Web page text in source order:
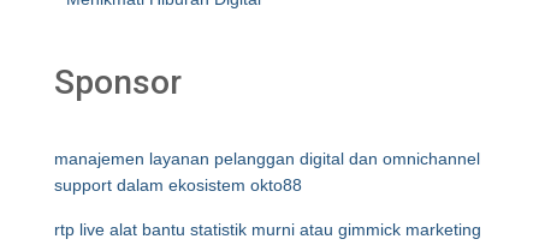
Sponsor
manajemen layanan pelanggan digital dan omnichannel
support dalam ekosistem okto88
rtp live alat bantu statistik murni atau gimmick marketing